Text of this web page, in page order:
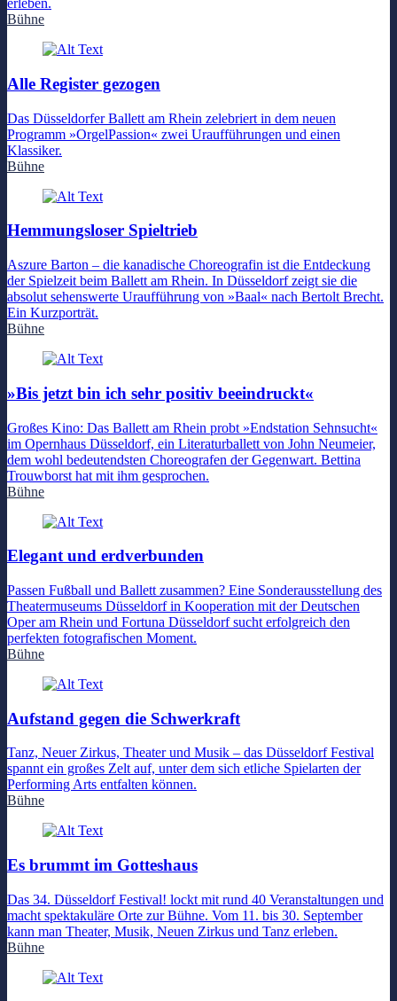
erleben.
Bühne
Alle Register gezogen
Das Düsseldorfer Ballett am Rhein zelebriert in dem neuen
Programm »OrgelPassion« zwei Uraufführungen und einen
Klassiker.
Bühne
Hemmungsloser Spieltrieb
Aszure Barton – die kanadische Choreografin ist die Entdeckung
der Spielzeit beim Ballett am Rhein. In Düsseldorf zeigt sie die
absolut sehenswerte Uraufführung von »Baal« nach Bertolt Brecht.
Ein Kurzporträt.
Bühne
»Bis jetzt bin ich sehr positiv beeindruckt«
Großes Kino: Das Ballett am Rhein probt »Endstation Sehnsucht«
im Opernhaus Düsseldorf, ein Literaturballett von John Neumeier,
dem wohl bedeutendsten Choreografen der Gegenwart. Bettina
Trouwborst hat mit ihm gesprochen.
Bühne
Elegant und erdverbunden
Passen Fußball und Ballett zusammen? Eine Sonderausstellung des
Theatermuseums Düsseldorf in Kooperation mit der Deutschen
Oper am Rhein und Fortuna Düsseldorf sucht erfolgreich den
perfekten fotografischen Moment.
Bühne
Aufstand gegen die Schwerkraft
Tanz, Neuer Zirkus, Theater und Musik – das Düsseldorf Festival
spannt ein großes Zelt auf, unter dem sich etliche Spielarten der
Performing Arts entfalten können.
Bühne
Es brummt im Gotteshaus
Das 34. Düsseldorf Festival! lockt mit rund 40 Veranstaltungen und
macht spektakuläre Orte zur Bühne. Vom 11. bis 30. September
kann man Theater, Musik, Neuen Zirkus und Tanz erleben.
Bühne